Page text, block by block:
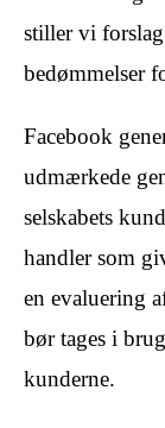
stiller vi
bedømmelser
Facebook
udmærkede
selskabets
handler som
en evaluering
bør tages i
kunderne.